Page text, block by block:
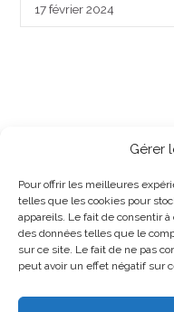
Gérer
Pour offrir les meilleures
telles que les cookies pour
appareils. Le fait de consentir
des données telles que le
sur ce site. Le fait de ne pas
peut avoir un effet négatif sur
17 février 2024